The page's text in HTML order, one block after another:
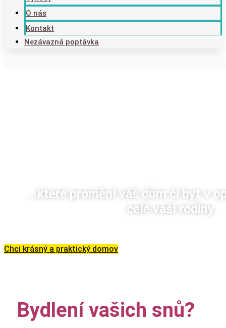
O nás
Kontakt
Nezávazná poptávka
...které promění váš dům či byt v
celé vaší rodiny
Chci krásný a praktický domov
Bydlení vašich snů?